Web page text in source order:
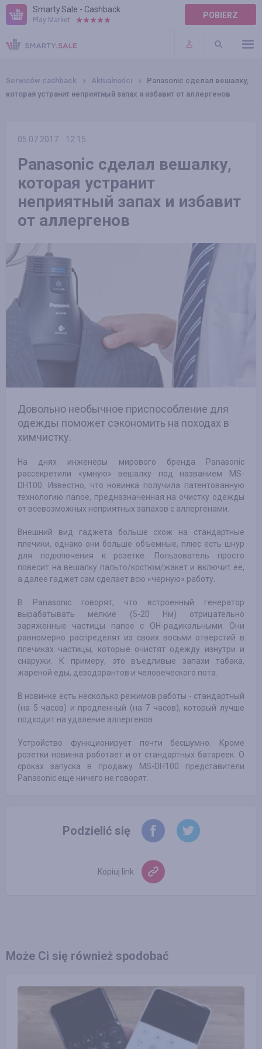
Smarty.Sale - Cashback
Play Market: POBIERZ
POMOC
WARUNKI
Serwisów cashback Aktualności
Panasonic сделал вешалку,
которая устранит неприятный запах и избавит от аллергенов
05.07.2017 12:15
Panasonic сделал вешалку,
которая устранит
неприятный запах и избавит
от аллергенов
Довольно необычное приспособление для
одежды поможет сэкономить на походах в
химчистку.
На днях инженеры мирового бренда Panasonic
рассекретили «умную» вешалку под названием MS-
DH100. Известно, что новинка получила патентованную
технологию nanoe, предназначенная на очистку одежды
от всевозможных неприятных запахов с аллергенами.
Внешний вид гаджета больше схож на стандартные
плечики, однако они больше объемные, плюс есть шнур
для подключения к розетке. Пользователь просто
повесит на вешалку пальто/костюм/жакет и включит её,
а далее гаджет сам сделает всю «черную» работу.
В Panasonic говорят, что встроенный генератор
вырабатывать мелкие (5-20 Нм) отрицательно
заряженные частицы nanoe с OH-радикальными. Они
равномерно распределят из своих восьми отверстий в
плечиках частицы, которые очистят одежду изнутри и
снаружи. К примеру, это въедливые запахи табака,
жареной еды, дезодорантов и человеческого пота.
В новинке есть несколько режимов работы - стандартный
(на 5 часов) и продленный (на 7 часов), который лучше
подходит на удаление аллергенов.
Устройство функционирует почти бесшумно. Кроме
розетки новинка работает и от стандартных батареек. О
сроках запуска в продажу MS-DH100 представители
Panasonic еще ничего не говорят.
Podzielić się
Kopiuj link
Może Ci się również spodobać